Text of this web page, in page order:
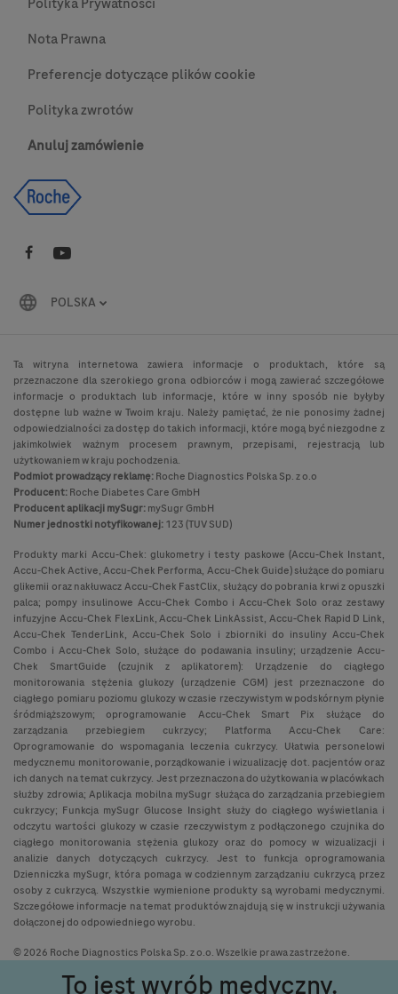
Polityka Prywatności
Nota Prawna
Preferencje dotyczące plików cookie
Polityka zwrotów
Anuluj zamówienie
POLSKA
Ta witryna internetowa zawiera informacje o produktach, które są
przeznaczone dla szerokiego grona odbiorców i mogą zawierać szczegółowe
informacje o produktach lub informacje, które w inny sposób nie byłyby
dostępne lub ważne w Twoim kraju. Należy pamiętać, że nie ponosimy żadnej
odpowiedzialności za dostęp do takich informacji, które mogą być niezgodne z
jakimkolwiek ważnym procesem prawnym, przepisami, rejestracją lub
użytkowaniem w kraju pochodzenia.
Podmiot prowadzący reklamę:Roche Diagnostics Polska Sp. z o.o
Producent:Roche Diabetes Care GmbH
Producent aplikacji mySugr:mySugr GmbH
Numer jednostki notyfikowanej:123 (TUV SUD)
Produkty marki Accu-Chek: glukometry i testy paskowe (Accu-Chek Instant,
Accu-Chek Active, Accu-Chek Performa, Accu-Chek Guide) służące do pomiaru
glikemii oraz nakłuwacz Accu-Chek FastClix, służący do pobrania krwi z opuszki
palca; pompy insulinowe Accu-Chek Combo i Accu-Chek Solo oraz zestawy
infuzyjne Accu-Chek FlexLink, Accu-Chek LinkAssist, Accu-Chek Rapid D Link,
Accu-Chek TenderLink, Accu-Chek Solo i zbiorniki do insuliny Accu-Chek
Combo i Accu-Chek Solo, służące do podawania insuliny; urządzenie Accu-
Chek SmartGuide (czujnik z aplikatorem): Urządzenie do ciągłego
monitorowania stężenia glukozy (urządzenie CGM) jest przeznaczone do
ciągłego pomiaru poziomu glukozy w czasie rzeczywistym w podskórnym płynie
śródmiąższowym; oprogramowanie Accu-Chek Smart Pix służące do
zarządzania przebiegiem cukrzycy; Platforma Accu-Chek Care:
Oprogramowanie do wspomagania leczenia cukrzycy. Ułatwia personelowi
medycznemu monitorowanie, porządkowanie i wizualizację dot. pacjentów oraz
ich danych na temat cukrzycy. Jest przeznaczona do użytkowania w placówkach
służby zdrowia; Aplikacja mobilna mySugr służąca do zarządzania przebiegiem
cukrzycy; Funkcja mySugr Glucose Insight służy do ciągłego wyświetlania i
odczytu wartości glukozy w czasie rzeczywistym z podłączonego czujnika do
ciągłego monitorowania stężenia glukozy oraz do pomocy w wizualizacji i
analizie danych dotyczących cukrzycy. Jest to funkcja oprogramowania
Dzienniczka mySugr, która pomaga w codziennym zarządzaniu cukrzycą przez
osoby z cukrzycą. Wszystkie wymienione produkty są wyrobami medycznymi.
Szczegółowe informacje na temat produktów znajdują się w instrukcji używania
dołączonej do odpowiedniego wyrobu.
© 2026 Roche Diagnostics Polska Sp. z o.o. Wszelkie prawa zastrzeżone.
To jest wyrób medyczny.